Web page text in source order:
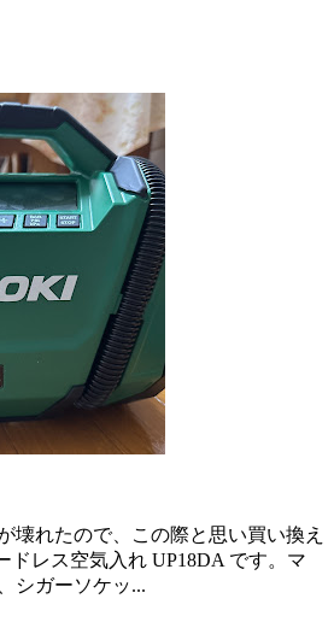
壊れたので、この際と思い買い換え
ドレス空気入れ UP18DA です。マ
シガーソケッ...